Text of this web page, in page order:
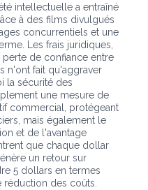
intellectuelle a entraîné
à des films divulgués
concurrentiels et une
Les frais juridiques,
de confiance entre
n'ont fait qu'aggraver
la sécurité des
une mesure de
commercial, protégeant
mais également le
et de l'avantage
que chaque dollar
un retour sur
5 dollars en termes
réduction des coûts.